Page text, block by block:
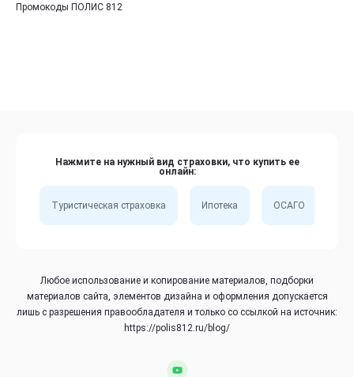
Промокоды ПОЛИС 812
Нажмите на нужный вид страховки, что купить ее
онлайн:
Туристическая страховка Ипотека ОСАГО
Любое использование и копирование материалов, подборки
материалов сайта, элементов дизайна и оформления допускается
лишь с разрешения правообладателя и только со ссылкой на источник:
https://polis812.ru/blog/